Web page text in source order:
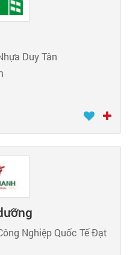
Duy Tân
Nghiệp Quốc Tế Đạt